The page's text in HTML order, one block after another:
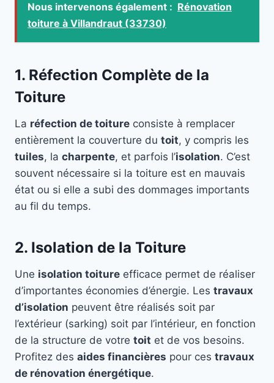
Nous intervenons également : Rénovation
toiture à Villandraut (33730)
1. Réfection Complète de la
Toiture
La réfection de toiture consiste à remplacer
entièrement la couverture du toit, y compris les
tuiles, la charpente, et parfois l’isolation. C’est
souvent nécessaire si la toiture est en mauvais
état ou si elle a subi des dommages importants
au fil du temps.
2. Isolation de la Toiture
Une isolation toiture efficace permet de réaliser
d’importantes économies d’énergie. Les travaux
d’isolation peuvent être réalisés soit par
l’extérieur (sarking) soit par l’intérieur, en fonction
de la structure de votre toit et de vos besoins.
Profitez des aides financières pour ces travaux
de rénovation énergétique.